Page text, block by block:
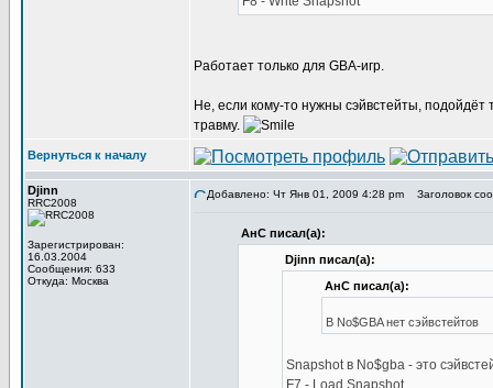
Работает только для GBA-игр.
Не, если кому-то нужны сэйвстейты, подойдёт
травму.
Вернуться к началу
Djinn
RRC2008
Зарегистрирован:
16.03.2004
Сообщения: 633
Откуда: Москва
Добавлено: Чт Янв 01, 2009 4:28 pm Заголовок
АнС писал(а):
Djinn писал(а):
АнС писал(а):
В No$GBA нет сэйвстейтов
Snapshot в No$gba - это
F7 - Load Snapshot